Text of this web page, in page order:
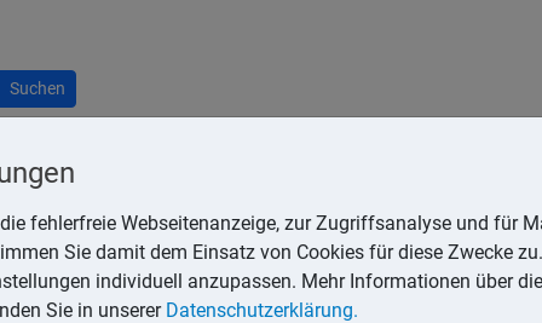
Suchen
Mitarbeiter, grundsätzlich keine aus den
Recht auf informationelle Selbstbestimmung.
fehlerfreie Webseitenanzeige, zur Zugriffsanalyse und für
Sie damit dem Einsatz von Cookies für diese Zwecke
individuell anzupassen. Mehr Informationen über
Sie in unserer Datenschutzerklärung.